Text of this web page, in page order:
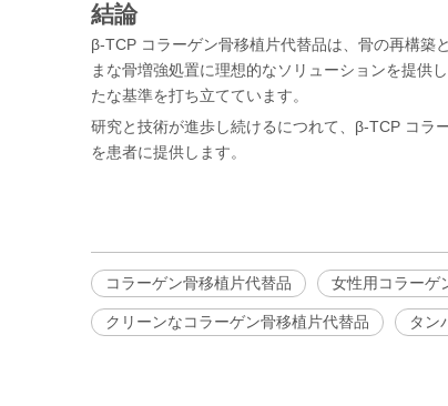
結論
β-TCP コラーゲン骨移植片代替品は、骨の再構築
まな骨増強処置に理想的なソリューションを提供
たな基準を打ち立てています。
研究と技術が進歩し続けるにつれて、β-TCP コラ
を患者に提供します。
コラーゲン骨移植片代替品 女性用コラーゲ
クリーンなコラーゲン骨移植片代替品 タン